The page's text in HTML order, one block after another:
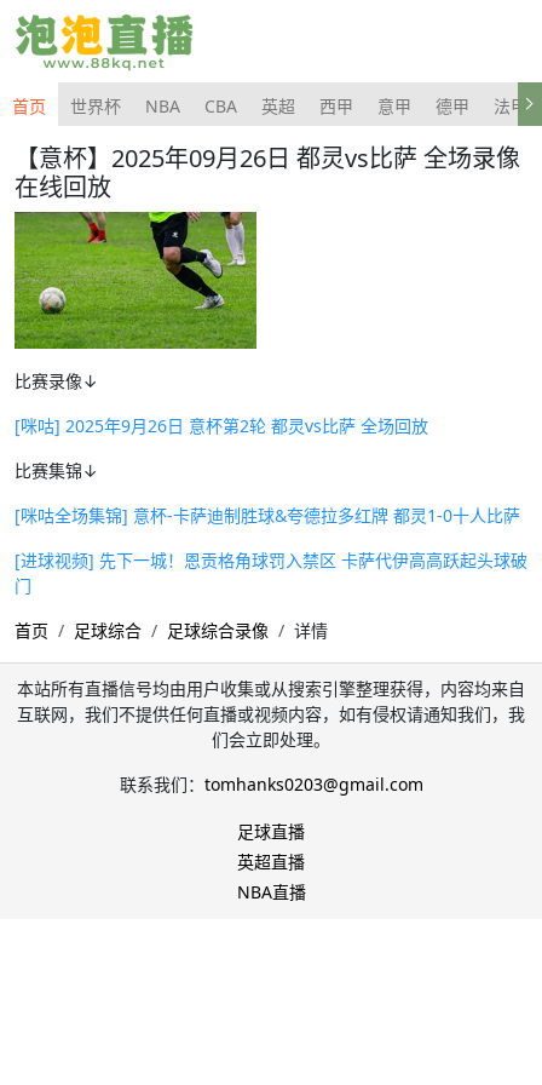
首页 世界杯 NBA CBA 英超 西甲 意甲 德甲 法甲
【意杯】2025年09月26日 都灵vs比萨 全场录像
在线回放
比赛录像↓
[咪咕] 2025年9月26日 意杯第2轮 都灵vs比萨 全场回放
比赛集锦↓
[咪咕全场集锦] 意杯-卡萨迪制胜球&夸德拉多红牌 都灵1-0十人比萨
[进球视频] 先下一城！恩贡格角球罚入禁区 卡萨代伊高高跃起头球破
门
首页
足球综合 足球综合录像 详情
本站所有直播信号均由用户收集或从搜索引擎整理获得，内容均来自
互联网，我们不提供任何直播或视频内容，如有侵权请通知我们，我
们会立即处理。
联系我们： tomhanks0203@gmail.com
足球直播
英超直播
NBA直播